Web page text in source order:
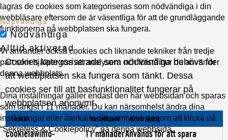
lagras de cookies som kategoriseras som nödvändiga i din
webbläsare eftersom de är väsentliga för att de grundläggande
funktionerna på webbplatsen ska fungera.
Vi använder också cookies och liknande tekniker från tredje
part som hjälper oss att analysera och förstå hur du använder
denna webbplats.
Dina inställningar gäller endast den här webbsidan och sparas
som längst i 11 månader. Du kan närsomhelst ändra dina
inställningar eller återkalla ditt samtycke genom att klicka på
“Sekretess & Cookiepolicy” på denna webbsida.
Nödvändiga
Nödvändiga
Alltid aktiverad
Cookies kategoriserade som nödvändiga behövs för
att webbplatsen ska fungera som tänkt. Dessa
cookies ser till att basfunktionalitet fungerar på
webbplatsen anonymt.
Cookie Varaktighet Beskrivning
cookielawinfo-
11 månaderAnvänds för att spara